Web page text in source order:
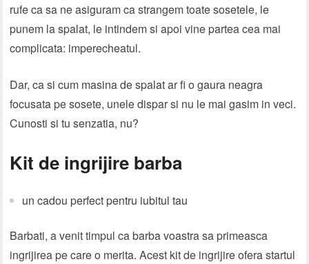
rufe ca sa ne asiguram ca strangem toate sosetele, le
punem la spalat, le intindem si apoi vine partea cea mai
complicata: imperecheatul.
Dar, ca si cum masina de spalat ar fi o gaura neagra
focusata pe sosete, unele dispar si nu le mai gasim in veci.
Cunosti si tu senzatia, nu?
Kit de ingrijire barba
un cadou perfect pentru iubitul tau
Barbati, a venit timpul ca barba voastra sa primeasca
ingrijirea pe care o merita. Acest kit de ingrijire ofera startul